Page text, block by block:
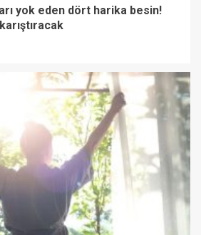
yok eden dört harika besin!